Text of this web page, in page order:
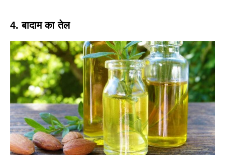
4.बादाम का तेल